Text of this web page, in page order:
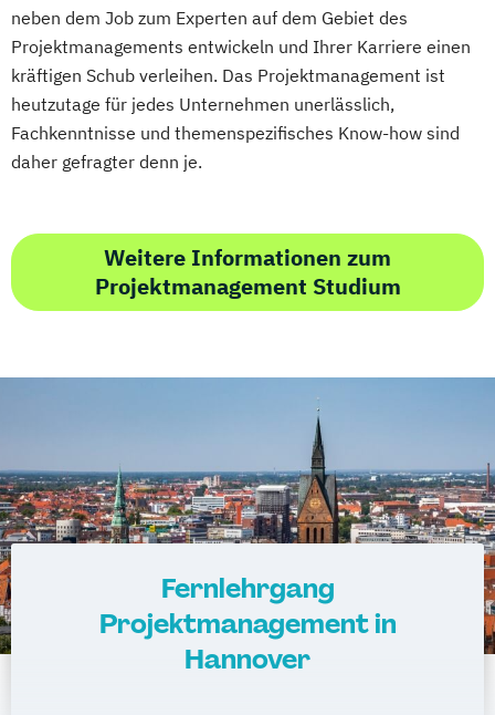
neben dem Job zum Experten auf dem Gebiet des
Projektmanagements entwickeln und Ihrer Karriere einen
kräftigen Schub verleihen. Das Projektmanagement ist
heutzutage für jedes Unternehmen unerlässlich,
Fachkenntnisse und themenspezifisches Know-how sind
daher gefragter denn je.
Weitere Informationen zum
Projektmanagement Studium
Fernlehrgang
Projektmanagement in
Hannover